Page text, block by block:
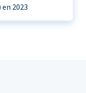
2023